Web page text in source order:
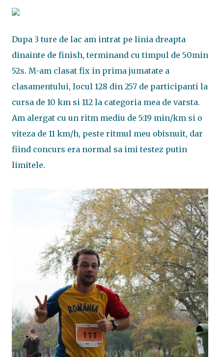
Dupa 3 ture de lac am intrat pe linia dreapta
dinainte de finish, terminand cu timpul de 50min
52s. M-am clasat fix in prima jumatate a
clasamentului, locul 128 din 257 de participanti la
cursa de 10 km si 112 la categoria mea de varsta.
Am alergat cu un ritm mediu de 5:19 min/km si o
viteza de 11 km/h, peste ritmul meu obisnuit, dar
fiind concurs era normal sa imi testez putin
limitele.